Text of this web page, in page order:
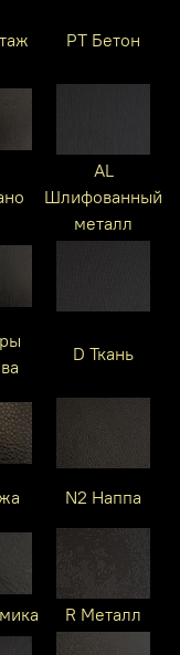
PT Бетон
AL
Шлифованный
металл
D Ткань
N2 Наппа
R Металл